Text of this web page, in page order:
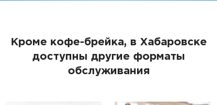
Кроме кофе-брейка, в Хабаровске
доступны другие форматы
обслуживания